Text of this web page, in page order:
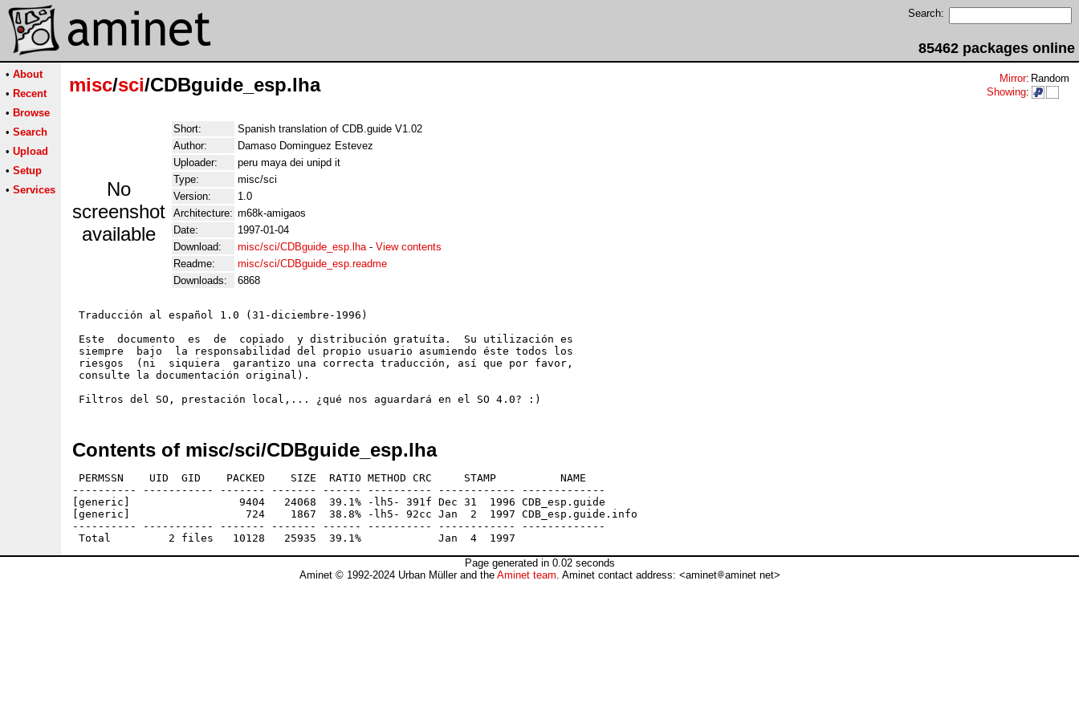
Search:
85462 packages online
• About
• Recent
• Browse
• Search
• Upload
• Setup
• Services
misc/sci/CDBguide_esp.lha Mirror: Random
Showing:
No
screenshot
available
Short:
Spanish translation of CDB.guide V1.02
Author:
Damaso Dominguez Estevez
Uploader:
peru maya dei unipd it
Type:
misc/sci
Version:
1.0
Architecture: m68k-amigaos
Date:
1997-01-04
Download:
misc/sci/CDBguide_esp.lha- View contents
Readme:
misc/sci/CDBguide_esp.readme
Downloads:
6868
Traducción al español 1.0 (31-diciembre-1996)
Este  documento  es  de  copiado  y distribución gratuíta.  Su utilización es
siempre  bajo  la responsabilidad del propio usuario asumiendo éste todos los
riesgos  (ni  siquiera  garantizo una correcta traducción, así que por favor,
consulte la documentación original).
Contents of misc/sci/CDBguide_esp.lha
PERMSSN    UID  GID    PACKED    SIZE  RATIO METHOD CRC     STAMP          NAME
---------- ----------- ------- ------- ------ ---------- ------------ -------------
[generic]                 9404   24068  39.1% -lh5- 391f Dec 31  1996 CDB_esp.guide
[generic]                  724    1867  38.8% -lh5- 92cc Jan  2  1997 CDB_esp.guide.info
---------- ----------- ------- ------- ------ ---------- ------------ -------------
Page generated in 0.02 seconds
Aminet © 1992-2024 Urban Müller and the Aminet team. Aminet contact address: <aminet aminet net>